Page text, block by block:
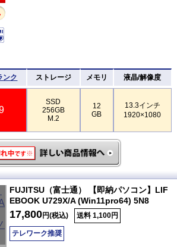
ンク ストレージ メモリ 液晶/解像度
SSD
256GB
M.2
12
GB
13.3インチ
1920×1080
FUJITSU（富士通） 【即納パソコン】LIF
EBOOK U729X/A (Win11pro64) 5N8
17,800円(税込) 送料 1,100円
テレワーク推奨